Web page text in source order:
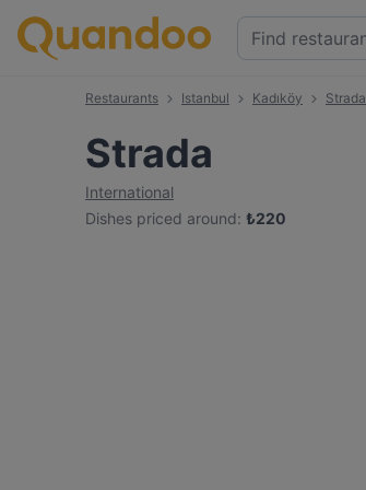
Restaurants Istanbul Kadıköy Strada
Strada
International
Dishes priced around: ₺220